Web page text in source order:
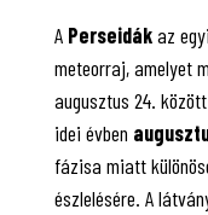
A Perseidákaz
meteorraj, amelyet
augusztus 24.
idei évben
fázisa miatt
észlelésére. A